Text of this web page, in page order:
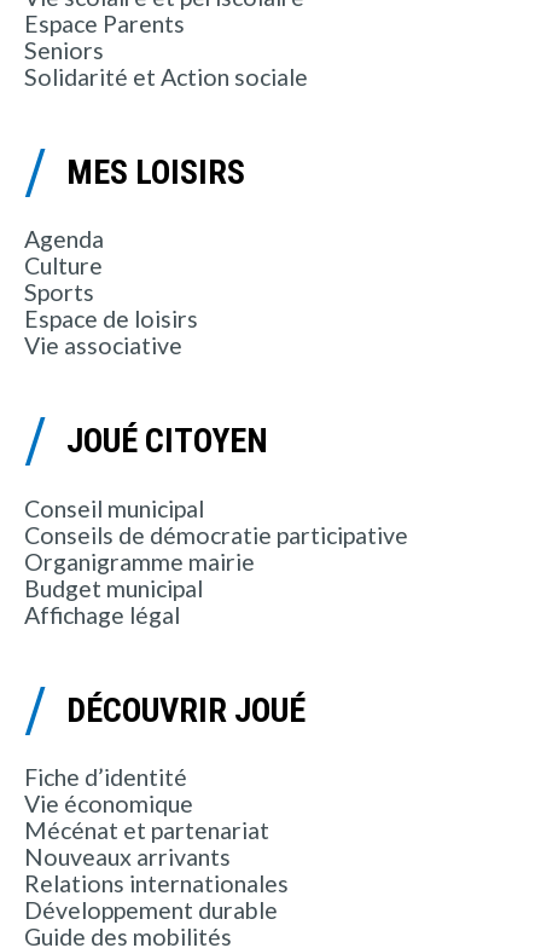
Espace Parents
Seniors
Solidarité et Action sociale
MES LOISIRS
Agenda
Culture
Sports
Espace de loisirs
Vie associative
JOUÉ CITOYEN
Conseil municipal
Conseils de démocratie participative
Organigramme mairie
Budget municipal
Affichage légal
DÉCOUVRIR JOUÉ
Fiche d’identité
Vie économique
Mécénat et partenariat
Nouveaux arrivants
Relations internationales
Développement durable
Guide des mobilités